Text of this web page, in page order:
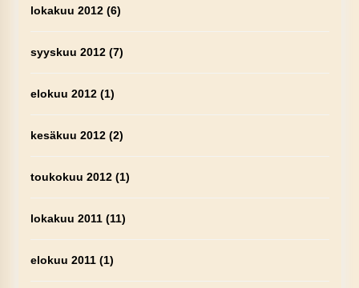
lokakuu 2012(6)
syyskuu 2012(7)
elokuu 2012(1)
kesäkuu 2012(2)
toukokuu 2012(1)
lokakuu 2011(11)
elokuu 2011(1)